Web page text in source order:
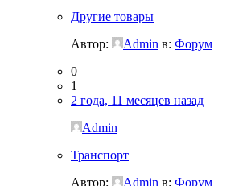
Другие товары
Автор:
Admin в: Форум
0
1
2 года, 11 месяцев назад
Admin
Транспорт
Автор:
Admin в: Форум